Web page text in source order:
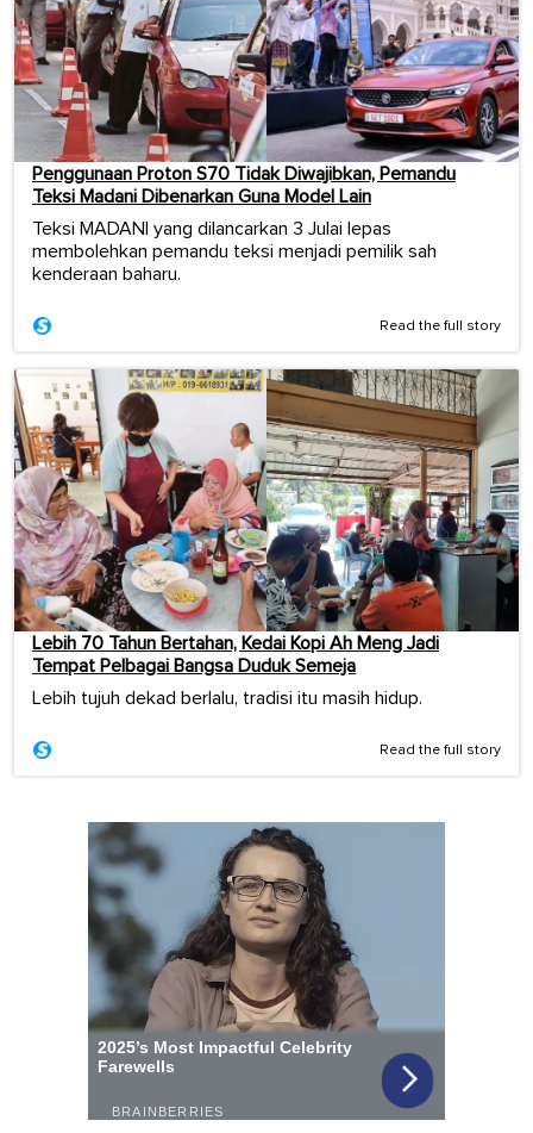
Penggunaan Proton S70 Tidak Diwajibkan, Pemandu
Teksi Madani Dibenarkan Guna Model Lain
Teksi MADANI yang dilancarkan 3 Julai lepas
membolehkan pemandu teksi menjadi pemilik sah
kenderaan baharu.
Read the full story
Lebih 70 Tahun Bertahan, Kedai Kopi Ah Meng Jadi
Tempat Pelbagai Bangsa Duduk Semeja
Lebih tujuh dekad berlalu, tradisi itu masih hidup.
Read the full story